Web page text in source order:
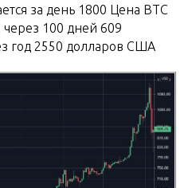
за день 1800 Цена BTC
через 100 дней 609
год 2550 долларов США